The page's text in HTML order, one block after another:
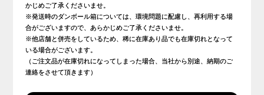
かじめご了承くださいませ。
※発送時のダンボール箱については、環境問題に配慮し、再利用する場
合がございますので、あらかじめご了承くださいませ。
※他店舗と併売をしているため、稀に在庫あり品でも在庫切れとなって
いる場合がございます。
（ご注文品が在庫切れになってしまった場合、当社から別途、納期のご
連絡をさせて頂きます）